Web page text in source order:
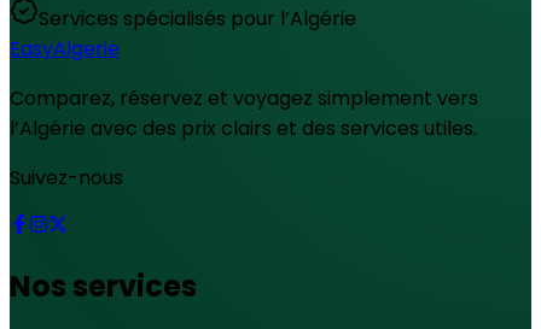
Services spécialisés pour l’Algérie
EasyAlgerie
Comparez, réservez et voyagez simplement vers
l’Algérie avec des prix clairs et des services utiles.
Suivez-nous
Nos services